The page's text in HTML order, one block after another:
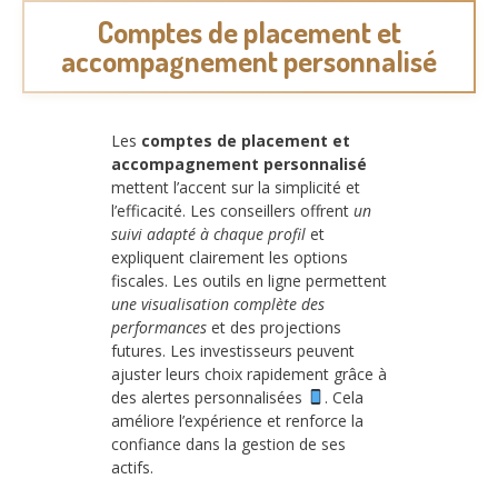
Comptes de placement et
accompagnement personnalisé
Les comptes de placement et
accompagnement personnalisé
mettent l’accent sur la simplicité et
l’efficacité. Les conseillers offrent un
suivi adapté à chaque profil et
expliquent clairement les options
fiscales. Les outils en ligne permettent
une visualisation complète des
performances et des projections
futures. Les investisseurs peuvent
ajuster leurs choix rapidement grâce à
des alertes personnalisées
. Cela
améliore l’expérience et renforce la
confiance dans la gestion de ses
actifs.